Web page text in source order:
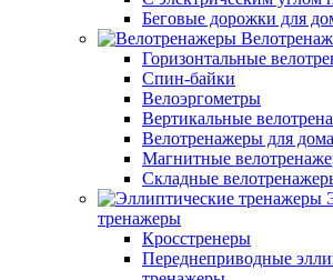
Беговые дорожки для
Горизонтальные
Спин-байки
Велоэргометры
Вертикальные
Велотренажеры для дома
Магнитные
Складные
тренажеры
Кросстренеры
Переднеприводные